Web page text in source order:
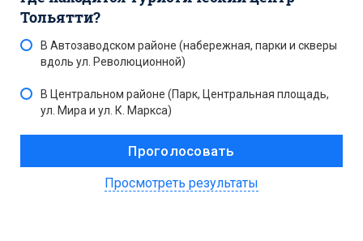
Тольятти?
В Автозаводском районе (набережная, парки и скверы
вдоль ул. Революционной)
В Центральном районе (Парк, Центральная площадь,
ул. Мира и ул. К. Маркса)
Просмотреть результаты